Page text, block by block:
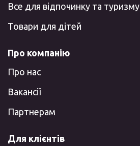
Все для відпочинку та туризму
Товари для дітей
Про компанію
Про нас
Вакансії
Партнерам
Для клієнтів